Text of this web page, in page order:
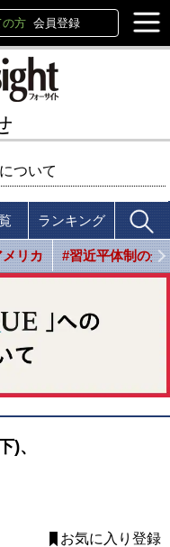
の方 会員登録
ついて
ランキング
リカ #習近平体制の光
)、
お気に入り登録